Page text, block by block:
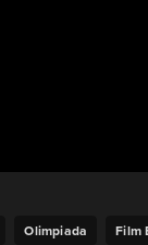
Olimpiada Film